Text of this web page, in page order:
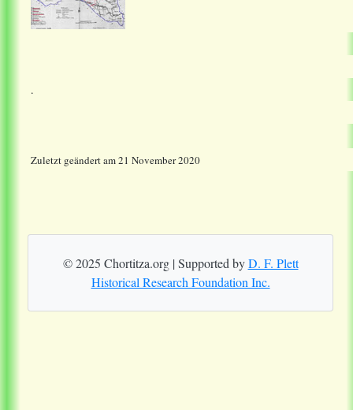
.
Zuletzt geändert am 21 November 2020
© 2025 Chortitza.org | Supported byD. F. Plett
Historical Research Foundation Inc.